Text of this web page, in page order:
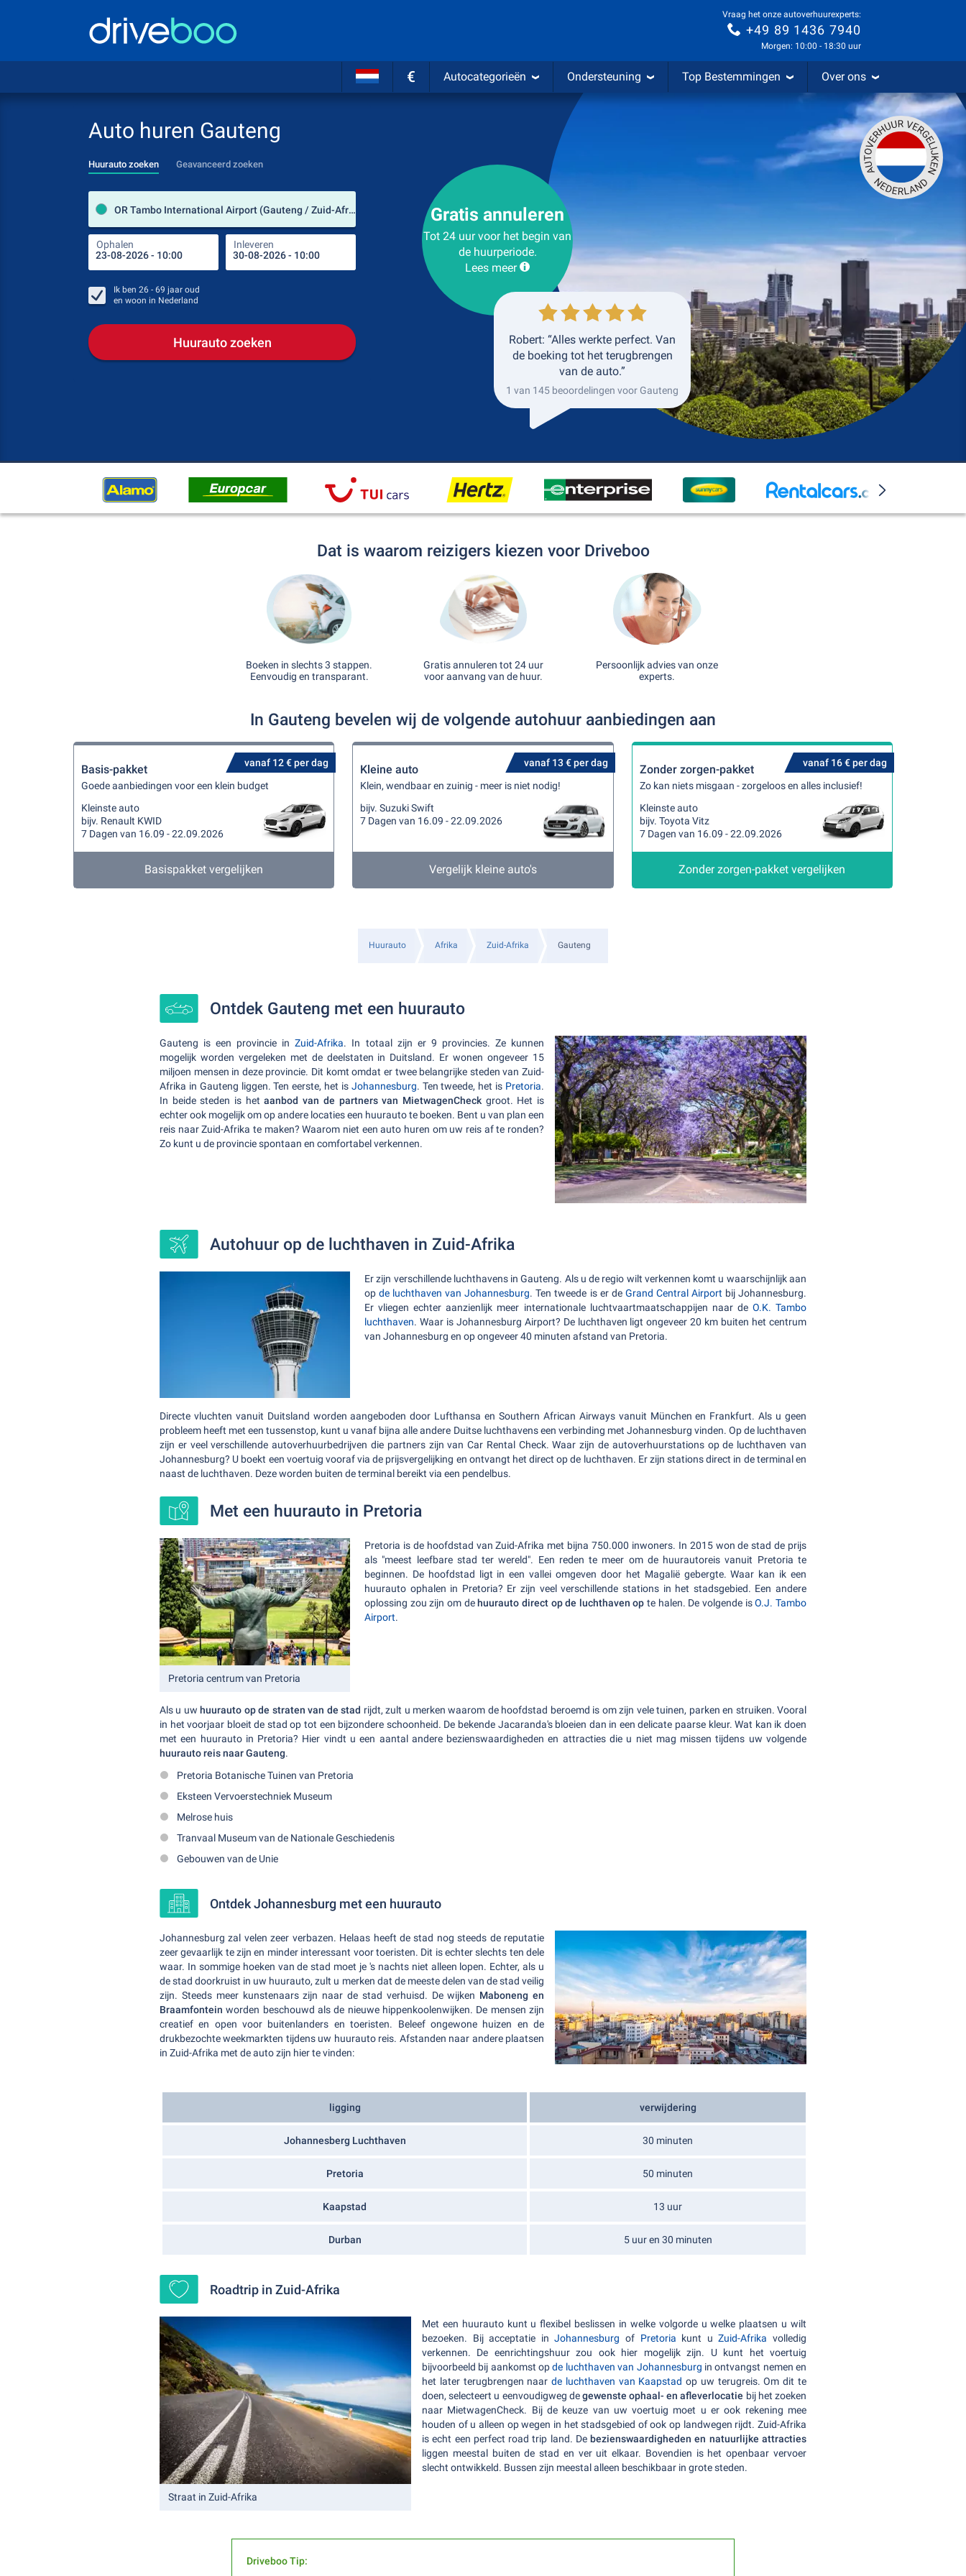
Vraag het onze autoverhuurexperts:
+49 89 1436 7940
Morgen: 10:00 - 18:30 uur
€ Autocategorieën Ondersteuning Top Bestemmingen Over ons
Auto huren Gauteng
Huurauto zoeken Geavanceerd zoeken
OR Tambo International Airport (Gauteng / Zuid-Afrika)
Ophalen Inleveren Plaats voor teruggave
Ik ben 26 - 69 jaar oud
en woon in Nederland
Huurauto zoeken
Gratis annuleren
Tot 24 uur voor het begin van
de huurperiode.
Lees meer
Robert: “Alles werkte perfect. Van
de boeking tot het terugbrengen
van de auto.”
1 van 145 beoordelingen voor Gauteng
Dat is waarom reizigers kiezen voor Driveboo
Boeken in slechts 3 stappen.
Eenvoudig en transparant.
Gratis annuleren tot 24 uur
voor aanvang van de huur.
Persoonlijk advies van onze
experts.
In Gauteng bevelen wij de volgende autohuur aanbiedingen aan
vanaf 12 € per dag
Basis-pakket
Goede aanbiedingen voor een klein budget
Kleinste auto
bijv. Renault KWID
7 Dagen van 16.09 - 22.09.2026
Basispakket vergelijken
vanaf 13 € per dag
Kleine auto
Klein, wendbaar en zuinig - meer is niet nodig!
bijv. Suzuki Swift
7 Dagen van 16.09 - 22.09.2026
Vergelijk kleine auto's
vanaf 16 € per dag
Zonder zorgen-pakket
Zo kan niets misgaan - zorgeloos en alles inclusief!
Kleinste auto
bijv. Toyota Vitz
7 Dagen van 16.09 - 22.09.2026
Zonder zorgen-pakket vergelijken
Huurauto Afrika Zuid-Afrika Gauteng
Ontdek Gauteng met een huurauto
Gauteng is een provincie inZuid-Afrika. In totaal zijn er 9 provincies. Ze kunnen
mogelijk worden vergeleken met de deelstaten in Duitsland. Er wonen ongeveer 15
miljoen mensen in deze provincie. Dit komt omdat er twee belangrijke steden van Zuid-
Afrika in Gauteng liggen. Ten eerste, het is Johannesburg. Ten tweede, het is Pretoria.
In beide steden is hetaanbod van de partners van MietwagenCheckgroot. Het is
echter ook mogelijk om op andere locaties een huurauto te boeken. Bent u van plan een
reis naar Zuid-Afrika te maken? Waarom niet een auto huren om uw reis af te ronden?
Zo kunt u de provincie spontaan en comfortabel verkennen.
Autohuur op de luchthaven in Zuid-Afrika
Er zijn verschillende luchthavens in Gauteng. Als u de regio wilt verkennen komt u waarschijnlijk aan
opde luchthaven van Johannesburg. Ten tweede is er de Grand Central Airport bij Johannesburg.
Er vliegen echter aanzienlijk meer internationale luchtvaartmaatschappijen naar de O.K. Tambo
luchthaven. Waar is Johannesburg Airport? De luchthaven ligt ongeveer 20 km buiten het centrum
van Johannesburg en op ongeveer 40 minuten afstand van Pretoria.
Directe vluchten vanuit Duitsland worden aangeboden door Lufthansa en Southern African Airways vanuit München en Frankfurt. Als u geen
probleem heeft met een tussenstop, kunt u vanaf bijna alle andere Duitse luchthavens een verbinding met Johannesburg vinden. Op de luchthaven
zijn er veel verschillende autoverhuurbedrijven die partners zijn van Car Rental Check. Waar zijn de autoverhuurstations op de luchthaven van
Johannesburg? U boekt een voertuig vooraf via de prijsvergelijking en ontvangt het direct op de luchthaven. Er zijn stations direct in de terminal en
naast de luchthaven. Deze worden buiten de terminal bereikt via een pendelbus.
Met een huurauto in Pretoria
Pretoria centrum van Pretoria
Pretoria is de hoofdstad van Zuid-Afrika met bijna 750.000 inwoners. In 2015 won de stad de prijs
als "meest leefbare stad ter wereld". Een reden te meer om de huurautoreis vanuit Pretoria te
beginnen. De hoofdstad ligt in een vallei omgeven door het Magalië gebergte. Waar kan ik een
huurauto ophalen in Pretoria? Er zijn veel verschillende stations in het stadsgebied. Een andere
oplossing zou zijn om de huurauto direct op de luchthaven op te halen. De volgende isO.J. Tambo
Airport.
Als u uw huurauto op de straten van de stad rijdt, zult u merken waarom de hoofdstad beroemd is om zijn vele tuinen, parken en struiken. Vooral
in het voorjaar bloeit de stad op tot een bijzondere schoonheid. De bekende Jacaranda's bloeien dan in een delicate paarse kleur. Wat kan ik doen
met een huurauto in Pretoria? Hier vindt u een aantal andere bezienswaardigheden en attracties die u niet mag missen tijdens uw volgende
huurauto reis naar Gauteng.
Pretoria Botanische Tuinen van Pretoria
Eksteen Vervoerstechniek Museum
Melrose huis
Tranvaal Museum van de Nationale Geschiedenis
Gebouwen van de Unie
Ontdek Johannesburg met een huurauto
Johannesburg zal velen zeer verbazen. Helaas heeft de stad nog steeds de reputatie
zeer gevaarlijk te zijn en minder interessant voor toeristen. Dit is echter slechts ten dele
waar. In sommige hoeken van de stad moet je 's nachts niet alleen lopen. Echter, als u
de stad doorkruist in uw huurauto, zult u merken dat de meeste delen van de stad veilig
zijn. Steeds meer kunstenaars zijn naar de stad verhuisd. De wijken Maboneng en
Braamfontein worden beschouwd als de nieuwe hippenkoolenwijken. De mensen zijn
creatief en open voor buitenlanders en toeristen. Beleef ongewone huizen en de
drukbezochte weekmarkten tijdens uw huurauto reis. Afstanden naar andere plaatsen
in Zuid-Afrika met de auto zijn hier te vinden:
ligging verwijdering
Johannesberg Luchthaven 30 minuten
Pretoria 50 minuten
Kaapstad 13 uur
Durban 5 uur en 30 minuten
Roadtrip in Zuid-Afrika
Straat in Zuid-Afrika
Met een huurauto kunt u flexibel beslissen in welke volgorde u welke plaatsen u wilt
bezoeken. Bij acceptatie inJohannesburgof Pretoria kunt uZuid-Afrikavolledig
verkennen. De eenrichtingshuur zou ook hier mogelijk zijn. U kunt het voertuig
bijvoorbeeld bij aankomst opde luchthaven van Johannesburg in ontvangst nemen en
het later terugbrengen naarde luchthaven van Kaapstad op uw terugreis. Om dit te
doen, selecteert u eenvoudigweg degewenste ophaal- en afleverlocatie bij het zoeken
naar MietwagenCheck. Bij de keuze van uw voertuig moet u er ook rekening mee
houden of u alleen op wegen in het stadsgebied of ook op landwegen rijdt. Zuid-Afrika
is echt een perfect road trip land. De bezienswaardigheden en natuurlijke attracties
liggen meestal buiten de stad en ver uit elkaar. Bovendien is het openbaar vervoer
slecht ontwikkeld. Bussen zijn meestal alleen beschikbaar in grote steden.
Driveboo Tip: